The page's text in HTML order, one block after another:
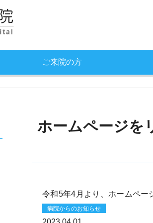
ご来院の方
ホームページを
令和5年4月より、ホームペー
病院からのお知らせ